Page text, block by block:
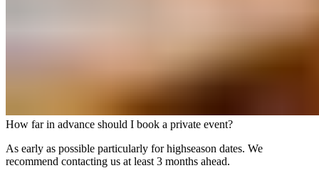
How far in advance should I book a private event?​​​​‌ ‍ ​‍​‍‌‍ ‌ ​‍‌‍‍‌‌‍‌ ‌‍‍‌‌‍ ‍​‍​‍​ ‍‍​‍​‍‌ ​ ‌‍​‌‌‍ ‍‌‍‍‌‌ ‌​‌ ‍‌​‍ ‍‌‍‍‌‌‍ ​‍​‍​‍ ​​‍​‍‌‍‍​‌ ​‍‌‍‌‌‌‍‌‍​‍​‍​ ‍‍​‍​‍‌‍‍​‌ ‌​‌ ‌​‌ ​​‌ ​ ​ ‍‍​‍ ​‍ ‌‍ ​​‍ ‌‌‍​‌‌‍ ‍‌‍‌​​‍ ‌‌ ​‍​‍ ‌‌‍‍​‌‍ ‌ ‌​‌‍‌‌‌‍ ​‌ ​ ​‍ ‌‌ ​ ‌ ‌​‌ ‌‌‌‍‌​‌‍‍‌‌‍ ​‍ ‍‌ ‌‍‌‍‌‌‌ ​‍‌‍​ ‌‍‌‌‌‍ ​​‍ ‍‌‍​‌‌ ​​‌ ​​​‍ ‌‍‍‌‌‍ ‍‌ ‌​‌‍‌‌‌‍ ‍‌ ‌​​‍ ‌‍‌‌‌‍‌​‌‍‍‌‌ ‌​​‍ ‌‍ ‌‌‍ ‌‍‌​‌‍‌‌​ ‌‌ ​​‌ ​‍‌‍‌‌‌ ​ ‌‍‌‌‌‍ ‍‌ ‌​‌‍​‌‌ ‌​‌‍‍‌‌‍ ‌‍ ‍​ ‍ ‌‍‍‌‌‍‌​​ ‌​ ‍‌​ ‌‍​ ​​​ ‌‍‌‍​ ​ ​ ​ ‍‌‌‍‌​​‍ ‌​ ‌​‌‍‌​​ ‍‌​ ‍​​‍ ‌​ ‌​​ ‍​​ ​‍‌‍‌‍​‍ ‌‌‍​‌​ ​‍​ ‌ ‌‍​‍​‍ ‌​ ‍​​ ‌‍‌‍​‍​ ‌‍​ ‌ ​ ‌ ​ ​‌‌‍‌​​ ​‍​ ‌‌‌‍‌‍‌‍‌‌​ ‍ ‌ ‌​‌ ‍‌‌ ​​‌‍‌‌​ ‌‌‍‍​‌‍ ‌ ‌​‌‍‌‌‌‍ ​‌​‌‍‌‍​‌‌ ​‌​ ‍ ‌ ​​‌‍​‌‌ ‌​‌‍‍​​ ‌‌ ​‌‌ ‌‌‌‍‌‌‌ ​ ‌ ‌​‌‍‍‌‌‍ ‌‍ ‍​ ‌‍​‍‌‍​‌‌ ​ ‌‍‌‌‌‌‌‌‌ ​‍‌‍ ​​ ‌‌‍‍​‌ ‌​‌ ‌​‌ ​​‌ ​ ​‍‌‌​ ​ ‌​​‌​‍‌‌​ ​‍‌​‌‍​‍‌‌​ ​‍‌​‌‍‌‍ ​​‍ ‌‌‍​‌‌‍ ‍‌‍‌​​‍ ‌‌ ​‍​‍ ‌‌‍‍​‌‍ ‌ ‌​‌‍‌‌‌‍ ​‌ ​ ​‍ ‌‌ ​ ‌ ‌​‌ ‌‌‌‍‌​‌‍‍‌‌‍ ​‍ ‍‌ ‌‍‌‍‌‌‌ ​‍‌‍​ ‌‍‌‌‌‍ ​​‍ ‍‌‍​‌‌ ​​‌ ​​​‍‌‍‌‍‍‌‌‍‌​​ ‌​ ‍‌​ ‌‍​ ​​​ ‌‍‌‍​ ​ ​ ​ ‍‌‌‍‌​​‍ ‌​ ‌​‌‍‌​​ ‍‌​ ‍​​‍ ‌​ ‌​​ ‍​​ ​‍‌‍‌‍​‍ ‌‌‍​‌​ ​‍​ ‌ ‌‍​‍​‍ ‌​ ‍​​ ‌‍‌‍​‍​ ‌‍​ ‌ ​ ‌ ​ ​‌‌‍‌​​ ​‍​ ‌‌‌‍‌‍‌‍‌‌​‍‌‍‌ ‌​‌ ‍‌‌ ​​‌‍‌‌​ ‌‌‍‍​‌‍ ‌ ‌​‌‍‌‌‌‍ ​‌​‌‍‌‍​‌‌ ​‌​‍‌‍‌ ​​‌‍​‌‌ ‌​‌‍‍​​ ‌‌ ​‌‌ ‌‌‌‍‌‌‌ ​ ‌ ‌​‌‍‍‌‌‍ ‌‍ ‍​‍‌‍‌ ​​‌‍‌‌‌ ​‍‌ ​ ‌ ​​‌‍‌‌‌‍​ ‌ ‌​‌‍‍‌‌ ‌‍‌‍‌‌​ ‌‌ ​​‌ ‌‌‌‍​‍‌‍ ​‌‍‍‌‌ ​ ‌‍‍​‌‍‌‌‌‍‌​​‍​‍‌ ‌
As early as possible particularly for highseason dates. We
recommend contacting us at least 3 months ahead.​​​​‌ ‍ ​‍​‍‌‍ ‌ ​‍‌‍‍‌‌‍‌ ‌‍‍‌‌‍ ‍​‍​‍​ ‍‍​‍​‍‌ ​ ‌‍​‌‌‍ ‍‌‍‍‌‌ ‌​‌ ‍‌​‍ ‍‌‍‍‌‌‍ ​‍​‍​‍ ​​‍​‍‌‍‍​‌ ​‍‌‍‌‌‌‍‌‍​‍​‍​ ‍‍​‍​‍‌‍‍​‌ ‌​‌ ‌​‌ ​​‌ ​ ​ ‍‍​‍ ​‍ ‌‍ ​​‍ ‌‌‍​‌‌‍ ‍‌‍‌​​‍ ‌‌ ​‍​‍ ‌‌‍‍​‌‍ ‌ ‌​‌‍‌‌‌‍ ​‌ ​ ​‍ ‌‌ ​ ‌ ‌​‌ ‌‌‌‍‌​‌‍‍‌‌‍ ​‍ ‍‌ ‌‍‌‍‌‌‌ ​‍‌‍​ ‌‍‌‌‌‍ ​​‍ ‍‌‍​‌‌ ​​‌ ​​​‍ ‌‍‍‌‌‍ ‍‌ ‌​‌‍‌‌‌‍ ‍‌ ‌​​‍ ‌‍‌‌‌‍‌​‌‍‍‌‌ ‌​​‍ ‌‍ ‌‌‍ ‌‍‌​‌‍‌‌​ ‌‌ ​​‌ ​‍‌‍‌‌‌ ​ ‌‍‌‌‌‍ ‍‌ ‌​‌‍​‌‌ ‌​‌‍‍‌‌‍ ‌‍ ‍​ ‍ ‌‍‍‌‌‍‌​​ ‌​ ‍‌​ ‌‍​ ​​​ ‌‍‌‍​ ​ ​ ​ ‍‌‌‍‌​​‍ ‌​ ‌​‌‍‌​​ ‍‌​ ‍​​‍ ‌​ ‌​​ ‍​​ ​‍‌‍‌‍​‍ ‌‌‍​‌​ ​‍​ ‌ ‌‍​‍​‍ ‌​ ‍​​ ‌‍‌‍​‍​ ‌‍​ ‌ ​ ‌ ​ ​‌‌‍‌​​ ​‍​ ‌‌‌‍‌‍‌‍‌‌​ ‍ ‌ ‌​‌ ‍‌‌ ​​‌‍‌‌​ ‌‌‍‍​‌‍ ‌ ‌​‌‍‌‌‌‍ ​‌​‌‍‌‍​‌‌ ​‌​ ‍ ‌ ​​‌‍​‌‌ ‌​‌‍‍​​ ‌‌‍​‌‌‍ ‍‌ ​ ‌ ‌ ‌‍‌‌‌ ​‍​‍‌‌​ ‌‌‌​​‍‌‌ ‌‍‍ ‌‍‌‌‌ ‍‌​‍‌‌​ ​ ‌​‌​​‍‌‌​ ​ ‌​‌​​‍‌‌​ ​‍​ ​‍​ ‍​​ ‌​​ ‍​‌‍​‌‌‍‌​​ ​ ​ ​‌‌‍​ ‌‍‌‍‌‍‌‍‌‍‌‌​ ​ ​‍‌‌​ ​‍​ ​‍​‍‌‌​ ‌‌‌​‌​​‍ ‍‌‍​ ‌‍‍​‌‍‍‌‌‍ ​‌‍‌​‌ ​‍‌‍‌‌‌‍ ‍​‍‌‌​ ‌‌‌​​‍‌‌ ‌‍‍ ‌‍‌‌‌ ‍‌​‍‌‌​ ​ ‌​‌​​‍‌‌​ ​ ‌​‌​​‍‌‌​ ​‍​ ​‍‌‍‌‍‌‍​‍​ ‍‌‌‍​‌​ ​​​ ​ ​ ‍‌‌‍​‍​ ​​​ ‌‌​ ‌ ​ ‍​​‍‌‌​ ​‍​ ​‍​‍‌‌​ ‌‌‌​‌​​‍ ‍‌ ‌​‌‍‌‌‌ ‍​‌ ‌​​ ‌‍​‍‌‍​‌‌ ​ ‌‍‌‌‌‌‌‌‌ ​‍‌‍ ​​ ‌‌‍‍​‌ ‌​‌ ‌​‌ ​​‌ ​ ​‍‌‌​ ​ ‌​​‌​‍‌‌​ ​‍‌​‌‍​‍‌‌​ ​‍‌​‌‍‌‍ ​​‍ ‌‌‍​‌‌‍ ‍‌‍‌​​‍ ‌‌ ​‍​‍ ‌‌‍‍​‌‍ ‌ ‌​‌‍‌‌‌‍ ​‌ ​ ​‍ ‌‌ ​ ‌ ‌​‌ ‌‌‌‍‌​‌‍‍‌‌‍ ​‍ ‍‌ ‌‍‌‍‌‌‌ ​‍‌‍​ ‌‍‌‌‌‍ ​​‍ ‍‌‍​‌‌ ​​‌ ​​​‍‌‍‌‍‍‌‌‍‌​​ ‌​ ‍‌​ ‌‍​ ​​​ ‌‍‌‍​ ​ ​ ​ ‍‌‌‍‌​​‍ ‌​ ‌​‌‍‌​​ ‍‌​ ‍​​‍ ‌​ ‌​​ ‍​​ ​‍‌‍‌‍​‍ ‌‌‍​‌​ ​‍​ ‌ ‌‍​‍​‍ ‌​ ‍​​ ‌‍‌‍​‍​ ‌‍​ ‌ ​ ‌ ​ ​‌‌‍‌​​ ​‍​ ‌‌‌‍‌‍‌‍‌‌​‍‌‍‌ ‌​‌ ‍‌‌ ​​‌‍‌‌​ ‌‌‍‍​‌‍ ‌ ‌​‌‍‌‌‌‍ ​‌​‌‍‌‍​‌‌ ​‌​‍‌‍‌ ​​‌‍​‌‌ ‌​‌‍‍​​ ‌‌‍​‌‌‍ ‍‌ ​ ‌ ‌ ‌‍‌‌‌ ​‍​‍‌‌​ ‌‌‌​​‍‌‌ ‌‍‍ ‌‍‌‌‌ ‍‌​‍‌‌​ ​ ‌​‌​​‍‌‌​ ​ ‌​‌​​‍‌‌​ ​‍​ ​‍​ ‍​​ ‌​​ ‍​‌‍​‌‌‍‌​​ ​ ​ ​‌‌‍​ ‌‍‌‍‌‍‌‍‌‍‌‌​ ​ ​‍‌‌​ ​‍​ ​‍​‍‌‌​ ‌‌‌​‌​​‍ ‍‌‍​ ‌‍‍​‌‍‍‌‌‍ ​‌‍‌​‌ ​‍‌‍‌‌‌‍ ‍​‍‌‌​ ‌‌‌​​‍‌‌ ‌‍‍ ‌‍‌‌‌ ‍‌​‍‌‌​ ​ ‌​‌​​‍‌‌​ ​ ‌​‌​​‍‌‌​ ​‍​ ​‍‌‍‌‍‌‍​‍​ ‍‌‌‍​‌​ ​​​ ​ ​ ‍‌‌‍​‍​ ​​​ ‌‌​ ‌ ​ ‍​​‍‌‌​ ​‍​ ​‍​‍‌‌​ ‌‌‌​‌​​‍ ‍‌ ‌​‌‍‌‌‌ ‍​‌ ‌​​‍‌‍‌ ​​‌‍‌‌‌ ​‍‌ ​ ‌ ​​‌‍‌‌‌‍​ ‌ ‌​‌‍‍‌‌ ‌‍‌‍‌‌​ ‌‌ ​​‌ ‌‌‌‍​‍‌‍ ​‌‍‍‌‌ ​ ‌‍‍​‌‍‌‌‌‍‌​​‍​‍‌ ‌